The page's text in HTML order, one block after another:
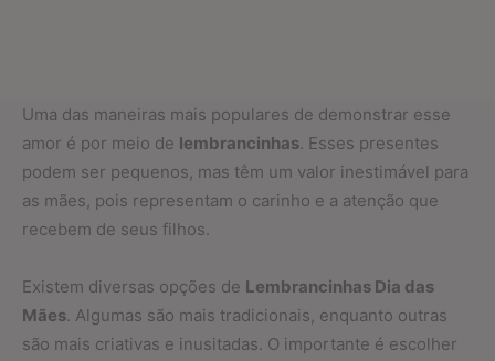
Uma das maneiras mais populares de demonstrar esse
amor é por meio de lembrancinhas. Esses presentes
podem ser pequenos, mas têm um valor inestimável para
as mães, pois representam o carinho e a atenção que
recebem de seus filhos.
Existem diversas opções de Lembrancinhas Dia das
Mães. Algumas são mais tradicionais, enquanto outras
são mais criativas e inusitadas. O importante é escolher